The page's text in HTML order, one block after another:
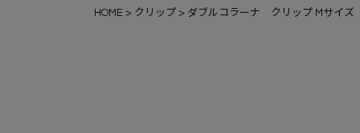
HOME クリップ ダブルコラーナ クリップ Mサイズ